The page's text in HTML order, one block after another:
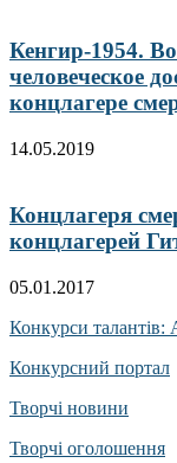
Кенгир-1954.
человеческое
концлагере
14.05.2019
Концлагеря
концлагерей
05.01.2017
Конкурси талантів:
Конкурсний портал
Творчі новини
Творчі оголошення